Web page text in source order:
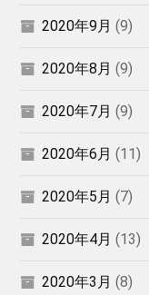
2020年9月 (9)
2020年8月 (9)
2020年7月 (9)
2020年6月 (11)
2020年5月 (7)
2020年4月 (13)
2020年3月 (8)